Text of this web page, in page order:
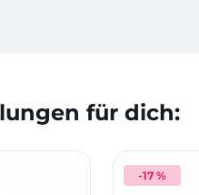
für dich:
-17 %